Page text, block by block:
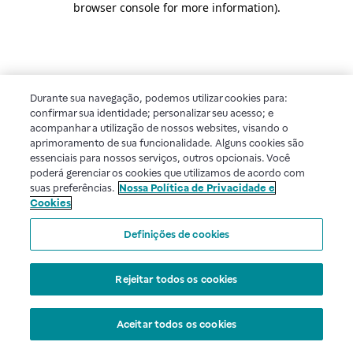
browser console for more information).
Durante sua navegação, podemos utilizar cookies para:
confirmar sua identidade; personalizar seu acesso; e
acompanhar a utilização de nossos websites, visando o
aprimoramento de sua funcionalidade. Alguns cookies são
essenciais para nossos serviços, outros opcionais. Você
poderá gerenciar os cookies que utilizamos de acordo com
suas preferências. Nossa Política de Privacidade e
Cookies
Definições de cookies
Rejeitar todos os cookies
Aceitar todos os cookies